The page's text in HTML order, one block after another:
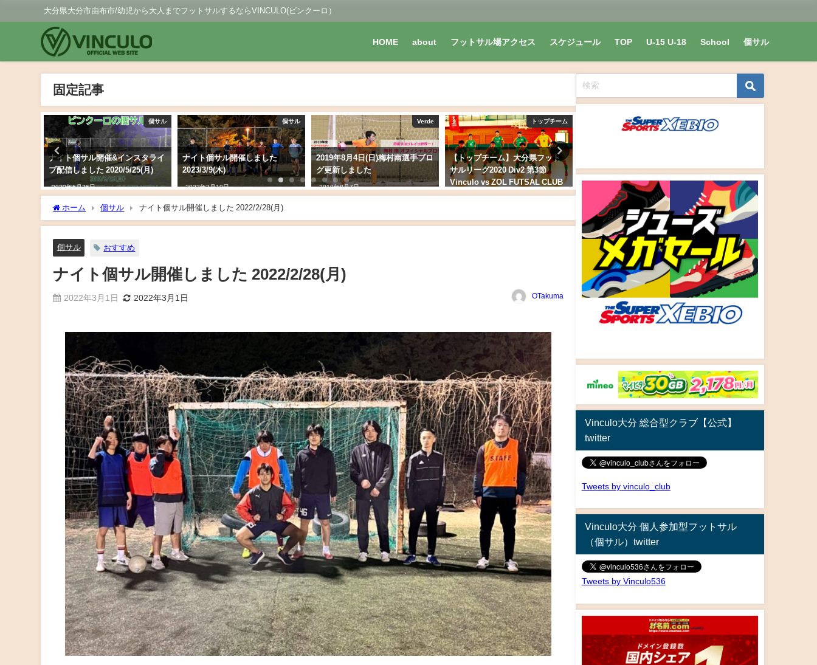
大分県大分市由布市/幼児から大人までフットサルするならVINCULO(ビンクーロ）
HOME about フットサル場アクセス スケジュール TOP U-15 U-18 School 個サル
固定記事
個サル
ナイト個サル開催&インスタライ
ブ配信しました 2020/5/25(月)
2020年5月26日
個サル
ナイト個サル開催しました
2023/3/9(木)
2023年3月10日
Verde
2019年8月4日(日)梅村南選手ブロ
グ更新しました
2019年8月7日
トップチーム
【トップチーム】大分県フット
サルリーグ2020 Div2 第3節
Vinculo vs ZOL FUTSAL CLUB
トップチーム
CLUBさんとトレーニングマッチ
2020/7/10(金)大分市コンパルホ
2020年7月17日
催しました
2020年1月7日
ホーム 個サル ナイト個サル開催しました 2022/2/28(月)
個サル おすすめ
ナイト個サル開催しました 2022/2/28(月)
2022年3月1日 2022年3月1日 OTakuma
Vinculo大分 総合型クラブ【公式】
twitter
Tweets by vinculo_club
Vinculo大分 個人参加型フットサル
（個サル）twitter
Tweets by Vinculo536